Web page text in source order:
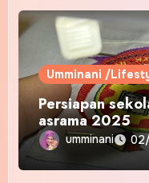
Umminani /
Persiapan
asrama 2025
umminani